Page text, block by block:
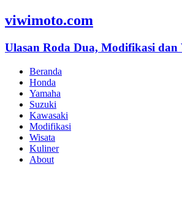
viwimoto.com
Ulasan Roda Dua, Modifikasi dan
Beranda
Honda
Yamaha
Suzuki
Kawasaki
Modifikasi
Wisata
Kuliner
About